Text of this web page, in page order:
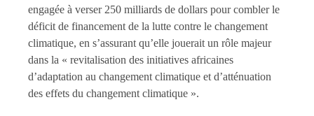
engagée à verser 250 milliards de dollars pour combler le
déficit de financement de la lutte contre le changement
climatique, en s’assurant qu’elle jouerait un rôle majeur
dans la « revitalisation des initiatives africaines
d’adaptation au changement climatique et d’atténuation
des effets du changement climatique ».